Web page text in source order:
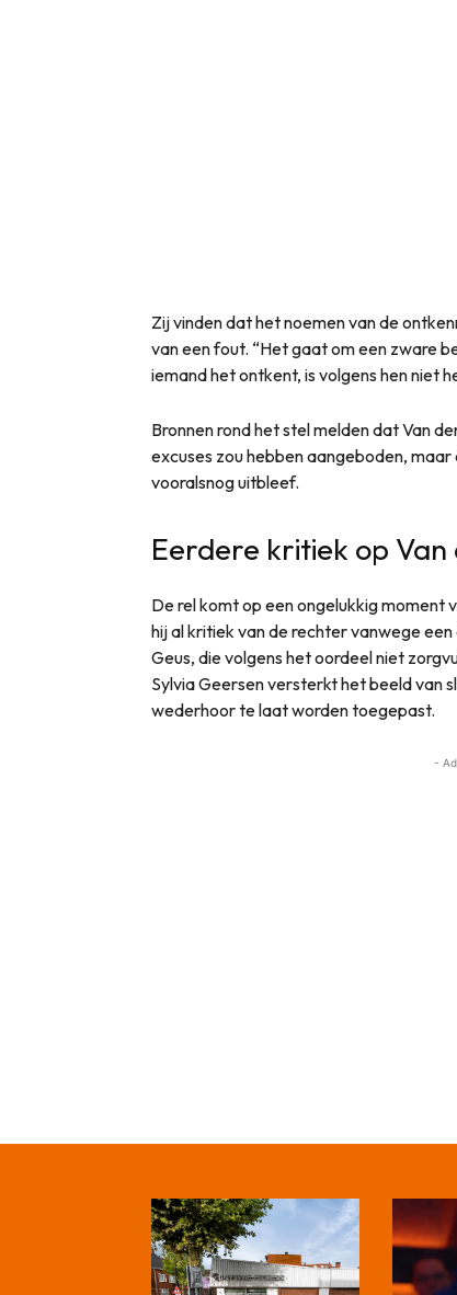
Zij vinden dat het noemen van de
van een fout. “Het gaat om een zware
iemand het ontkent, is volgens hen niet
Bronnen rond het stel melden dat Van
excuses zou hebben aangeboden,
vooralsnog uitbleef.
Eerdere kritiek op Van
De rel komt op een ongelukkig moment
hij al kritiek van de rechter vanwege
Geus, die volgens het oordeel niet
Sylvia Geersen versterkt het beeld van
wederhoor te laat worden toegepast.
-